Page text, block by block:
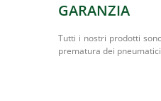
GARANZIA
Tutti i nostri prodotti
prematura dei